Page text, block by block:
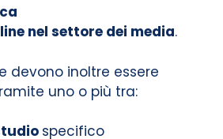
nel settore dei media.
devono inoltre essere
uno o più tra:
specifico